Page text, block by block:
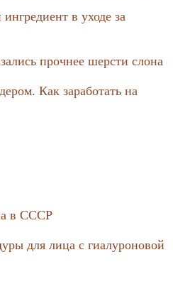
в уходе за
прочнее шерсти слона
Как заработать на
в СССР
для лица с гиалуроновой